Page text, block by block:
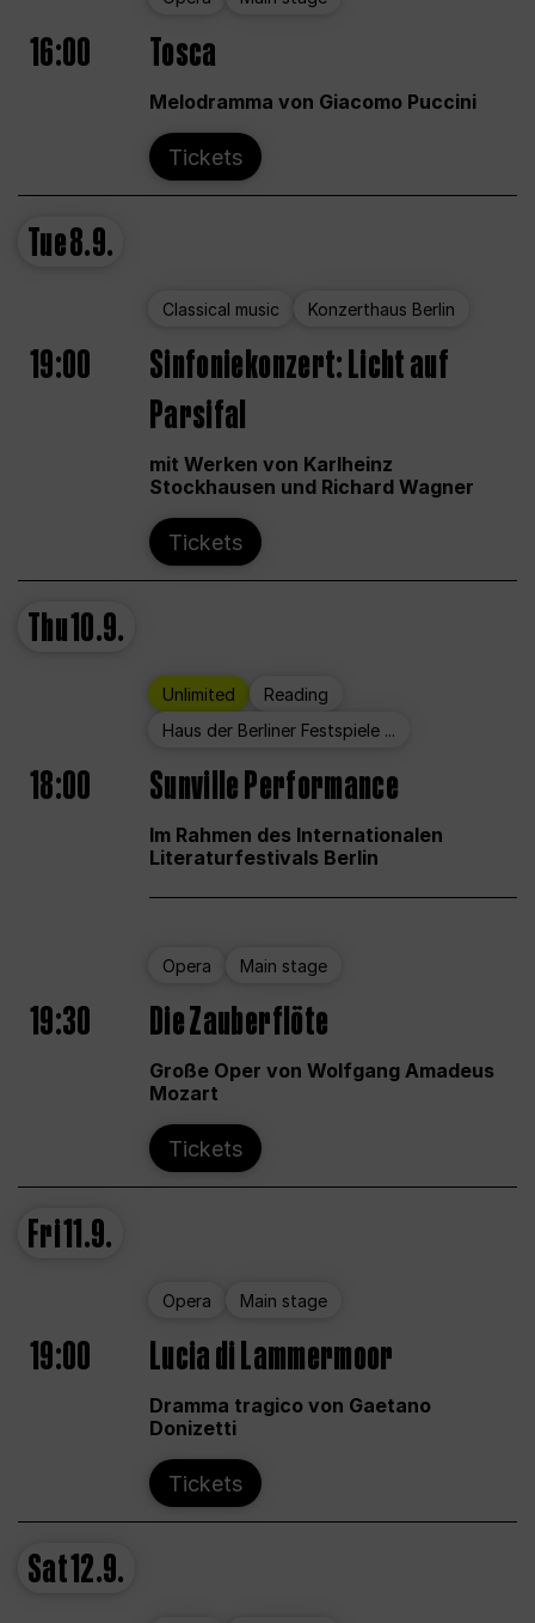
16:00 Tosca
Melodramma von Giacomo Puccini
Tickets
Tue8.9.
Classical music Konzerthaus Berlin
19:00
Sinfoniekonzert: Licht auf
Parsifal
mit Werken von Karlheinz
Stockhausen und Richard Wagner
Tickets
Thu10.9.
Unlimited
Reading
Haus der Berliner Festspiele ...
18:00 Sunville Performance
Im Rahmen des Internationalen
Literaturfestivals Berlin
Opera Main stage
19:30 Die Zauberflöte
Große Oper von Wolfgang Amadeus
Mozart
Tickets
Fri11.9.
Opera Main stage
19:00 Lucia di Lammermoor
Dramma tragico von Gaetano
Donizetti
Tickets
Sat12.9.